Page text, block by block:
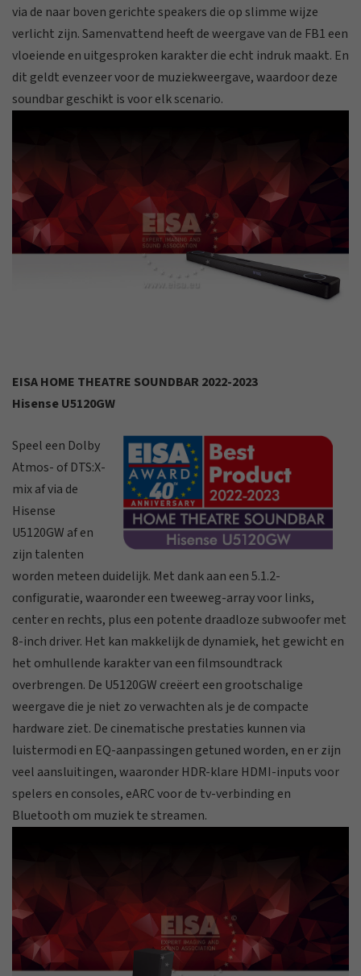
via de naar boven gerichte speakers die op slimme wijze
verlicht zijn. Samenvattend heeft de weergave van de FB1 een
vloeiende en uitgesproken karakter die echt indruk maakt. En
dit geldt evenzeer voor de muziekweergave, waardoor deze
soundbar geschikt is voor elk scenario.
EISA HOME THEATRE SOUNDBAR 2022-2023
Hisense U5120GW
Speel een Dolby
Atmos- of DTS:X-
mix af via de
Hisense
U5120GW af en
zijn talenten
worden meteen duidelijk. Met dank aan een 5.1.2-
configuratie, waaronder een tweeweg-array voor links,
center en rechts, plus een potente draadloze subwoofer met
8-inch driver. Het kan makkelijk de dynamiek, het gewicht en
het omhullende karakter van een filmsoundtrack
overbrengen. De U5120GW creëert een grootschalige
weergave die je niet zo verwachten als je de compacte
hardware ziet. De cinematische prestaties kunnen via
luistermodi en EQ-aanpassingen getuned worden, en er zijn
veel aansluitingen, waaronder HDR-klare HDMI-inputs voor
spelers en consoles, eARC voor de tv-verbinding en
Bluetooth om muziek te streamen.